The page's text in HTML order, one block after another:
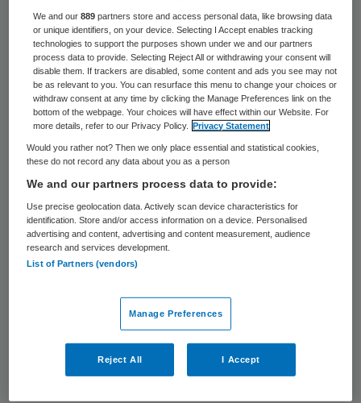
Agenschap NL geeft dit jaar 8,1 miljoen
euro subsidie voor de ontwikkeling van
privaat publieke samenwerking en innovatie
in de life sciences en health. In totaal
profiteren 113 partijen in deze sector van de
subsidie.
De totale subsidie van ruim83 miljoen
eurowordt verdeeld over negentien
topsectoren. Een derde van dit totale
bedrag (ruim 28 miljoen euro) gaat naar de
materialen’ (HTSM). De top drie wordt
gecompleteerd door de sectoren agri en
food (8,5 miljoen euro) en life sciences &
health (8,1 miljoen euro).
We and our889 partners store and access personal data, like browsing data
or unique identifiers, on your device. Selecting I Accept enables tracking
technologies to support the purposes shown under we and our partners
process data to provide. Selecting Reject All or withdrawing your consent will
disable them. If trackers are disabled, some content and ads you see may not
be as relevant to you. You can resurface this menu to change your choices or
withdraw consent at any time by clicking the Manage Preferences link on the
bottom of the webpage. Your choices will have effect within our Website. For
more details, refer to our Privacy Policy.
Privacy Statement
Would you rather not? Then we only place essential and statistical cookies,
these do not record any data about you as a person
We and our partners process data to provide:
Use precise geolocation data. Actively scan device characteristics for
identification. Store and/or access information on a device. Personalised
advertising and content, advertising and content measurement, audience
research and services development.
List of Partners (vendors)
Manage Preferences
Reject All I Accept